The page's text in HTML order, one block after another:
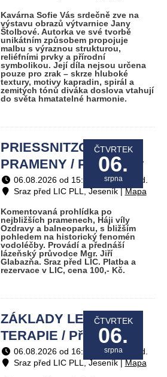
Kavárna Sofie Vás srdečně zve na
výstavu obrazů výtvarnice Jany
Štolbové. Autorka ve své tvorbě
unikátním způsobem propojuje
malbu s výraznou strukturou,
reliéfními prvky a přírodní
symbolikou. Její díla nejsou určena
pouze pro zrak – skrze hluboké
textury, motivy kapradin, spirál a
zemitých tónů diváka doslova vtahují
do světa hmatatelné harmonie.
ČTVRTEK
06.
srpna
PRIESSNITZOVY
PRAMENY / Přednášky
06.08.2026 od 15:00 do 16:30 hod.
Sraz před LIC PLL, Jeseník |Mapa
Komentovaná prohlídka po
nejbližších pramenech, Háji víly
Ozdravy a balneoparku, s bližším
pohledem na historický fenomén
vodoléčby. Provádí a přednáší
lázeňský průvodce Mgr. Jiří
Glabazňa. Sraz před LIC. Platba a
rezervace v LIC, cena 100,- Kč.
ČTVRTEK
06.
srpna
ZÁKLADY LESNÍ
TERAPIE / Přednášky
06.08.2026 od 16:00 do 17:00 hod.
Sraz před LIC PLL, Jeseník |Mapa